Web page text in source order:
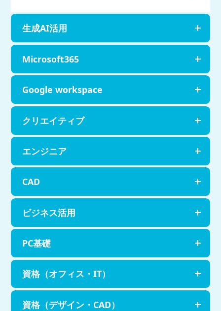
生成AI活用
Microsoft365
Google workspace
クリエイティブ
エンジニア
CAD
ビジネス活用
PC基礎
資格（オフィス・IT）
資格（デザイン・CAD）